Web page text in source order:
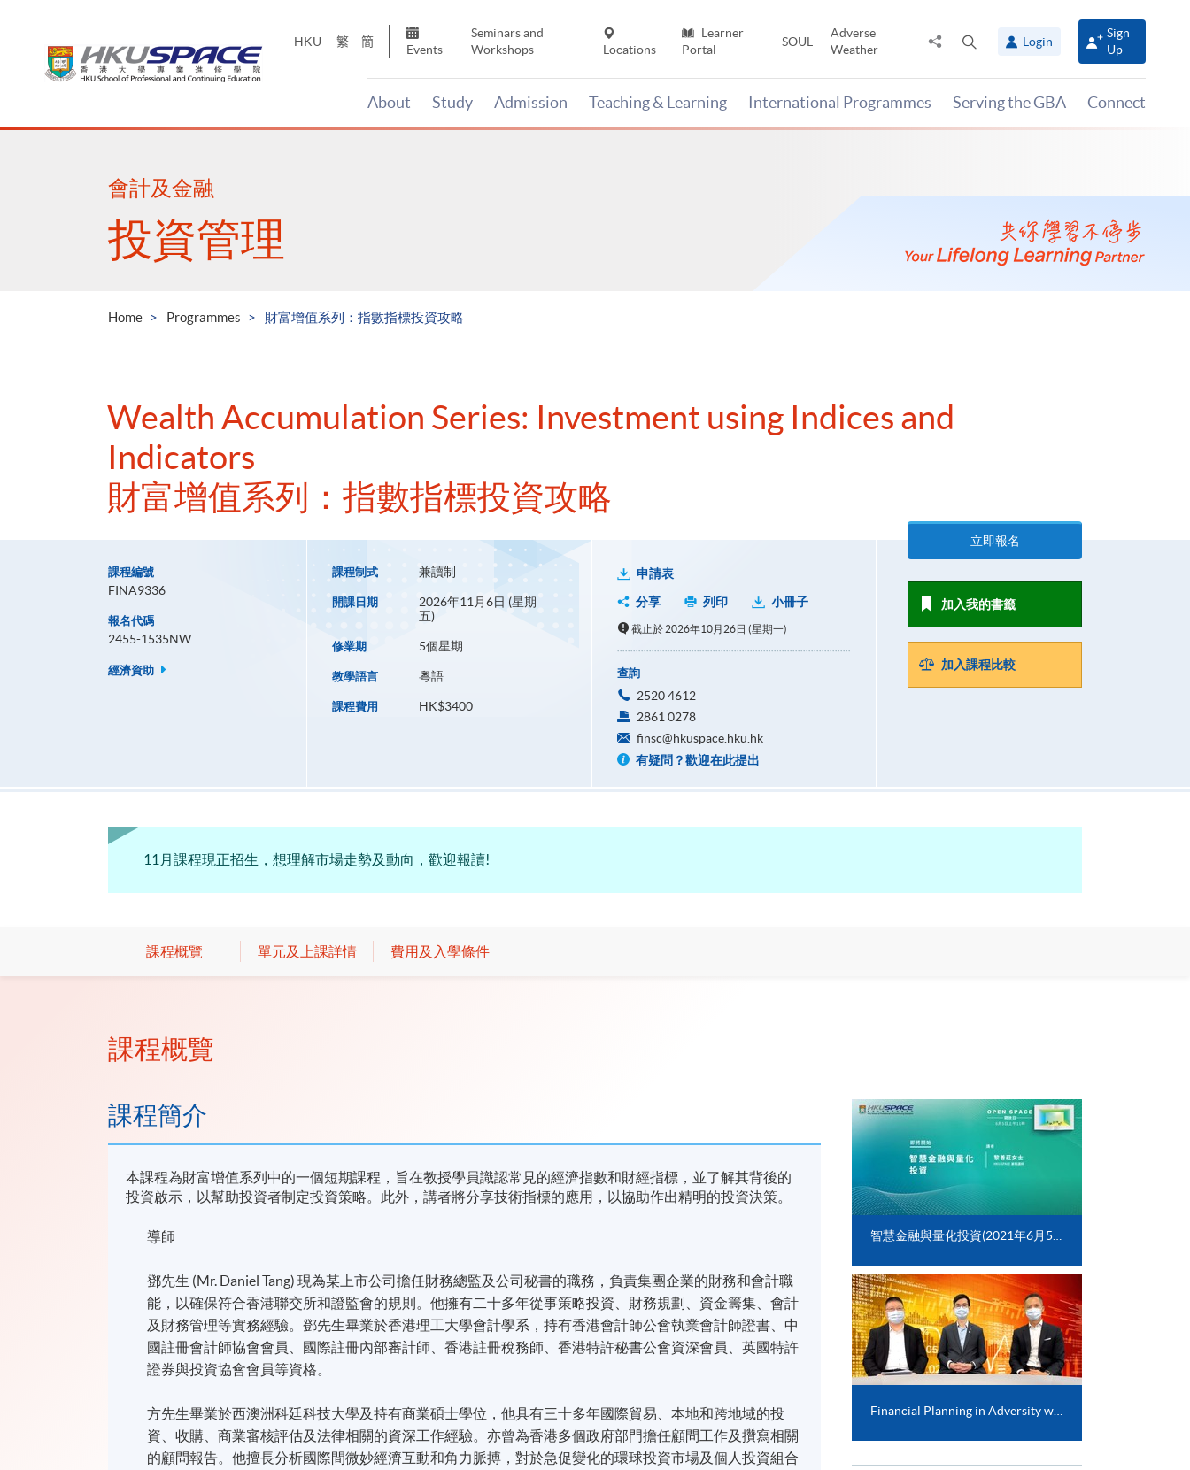
HKU 繁 簡
Events
Seminars and
Workshops
Locations
Learner
Portal
SOUL
Adverse
Weather
Share
panel
Login
Sign
Up
About Study Admission Teaching & Learning International Programmes Serving the GBA Connect
Main
會計及金融
投資管理
Home Programmes 財富增值系列：指數指標投資攻略
Wealth Accumulation Series: Investment using Indices and
Indicators
財富增值系列：指數指標投資攻略
課程編號
FINA9336
報名代碼
2455-1535NW
經濟資助
課程制式 兼讀制
開課日期
2026年11月6日 (星期
五)
修業期 5個星期
教學語言 粵語
課程費用 HK$3400
申請表
分享
列印 小冊子
截止於 2026年10月26日 (星期一)
查詢
2520 4612
2861 0278
finsc@hkuspace.hku.hk
有疑問？歡迎在此提出
立即報名
加入我的書籤
加入課程比較
11月課程現正招生，想理解市場走勢及動向，歡迎報讀!
課程概覽 單元及上課詳情 費用及入學條件
課程概覽
課程簡介
本課程為財富增值系列中的一個短期課程，旨在教授學員識認常見的經濟指數和財經指標，並了解其背後的
投資啟示，以幫助投資者制定投資策略。此外，講者將分享技術指標的應用，以協助作出精明的投資決策。
導師
鄧先生 (Mr. Daniel Tang) 現為某上市公司擔任財務總監及公司秘書的職務，負責集團企業的財務和會計職
能，以確保符合香港聯交所和證監會的規則。他擁有二十多年從事策略投資、財務規劃、資金籌集、會計
及財務管理等實務經驗。鄧先生畢業於香港理工大學會計學系，持有香港會計師公會執業會計師證書、中
國註冊會計師協會會員、國際註冊內部審計師、香港註冊稅務師、香港特許秘書公會資深會員、英國特許
證券與投資協會會員等資格。
方先生畢業於西澳洲科廷科技大學及持有商業碩士學位，他具有三十多年國際貿易、本地和跨地域的投
資、收購、商業審核評估及法律相關的資深工作經驗。亦曾為香港多個政府部門擔任顧問工作及攢寫相關
的顧問報告。他擅長分析國際間微妙經濟互動和角力脈搏，對於急促變化的環球投資市場及個人投資組合
Financial Planning in Adversity with COVID-19 crisis